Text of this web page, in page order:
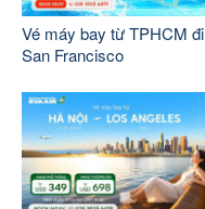
Vé máy bay từ TPHCM đi
San Francisco